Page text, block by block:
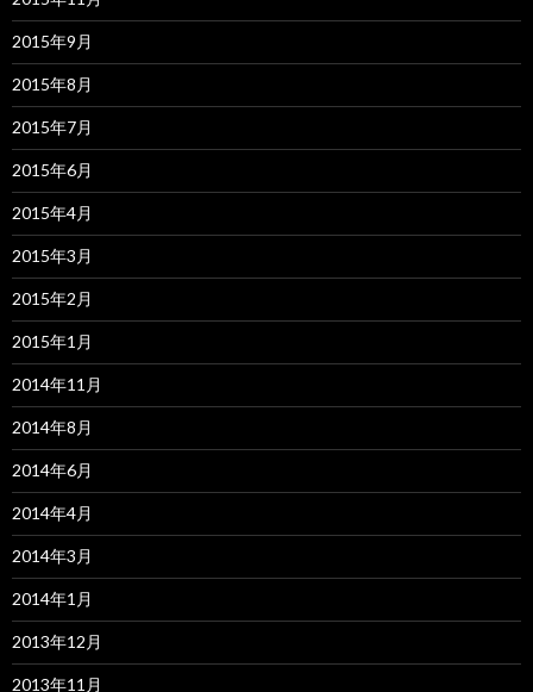
2015年9月
2015年8月
2015年7月
2015年6月
2015年4月
2015年3月
2015年2月
2015年1月
2014年11月
2014年8月
2014年6月
2014年4月
2014年3月
2014年1月
2013年12月
2013年11月